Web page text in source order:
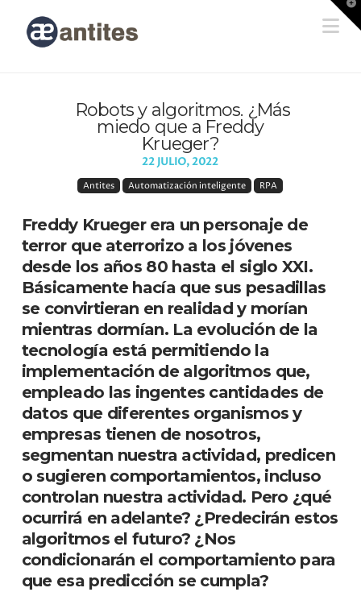
Robots y algoritmos. ¿Más
miedo que a Freddy
Krueger?
22 JULIO, 2022
Antites Automatización inteligente RPA
Freddy Kruegerera un personaje de
terror que aterrorizo a los jóvenes
desde los años 80 hasta el siglo XXI.
Básicamente hacía que sus pesadillas
se convirtieran en realidad y morían
mientras dormían. La evolución de la
tecnología está permitiendo la
implementación de algoritmos que,
empleado las ingentes cantidades de
datos que diferentes organismos y
empresas tienen de nosotros,
segmentan nuestra actividad, predicen
o sugieren comportamientos, incluso
controlan nuestra actividad. Pero ¿qué
ocurrirá en adelante? ¿Predecirán estos
algoritmos el futuro? ¿Nos
condicionarán el comportamiento para
que esa predicción se cumpla?